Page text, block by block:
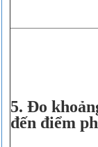
5. Đo
đến điểm